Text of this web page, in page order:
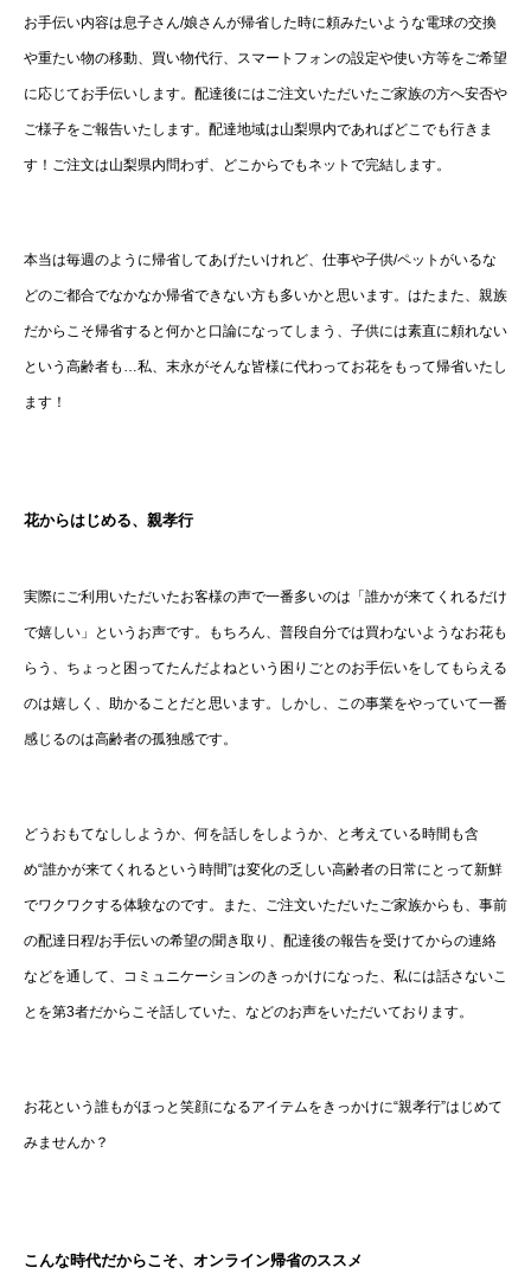
お手伝い内容は息子さん/娘さんが帰省した時に頼みたいような電球の交換
や重たい物の移動、買い物代行、スマートフォンの設定や使い方等をご希望
に応じてお手伝いします。配達後にはご注文いただいたご家族の方へ安否や
ご様子をご報告いたします。配達地域は山梨県内であればどこでも行きま
す！ご注文は山梨県内問わず、どこからでもネットで完結します。
本当は毎週のように帰省してあげたいけれど、仕事や子供/ペットがいるな
どのご都合でなかなか帰省できない方も多いかと思います。はたまた、親族
だからこそ帰省すると何かと口論になってしまう、子供には素直に頼れない
という高齢者も…私、末永がそんな皆様に代わってお花をもって帰省いたし
ます！
花からはじめる、親孝行
実際にご利用いただいたお客様の声で一番多いのは「誰かが来てくれるだけ
で嬉しい」というお声です。もちろん、普段自分では買わないようなお花も
らう、ちょっと困ってたんだよねという困りごとのお手伝いをしてもらえる
のは嬉しく、助かることだと思います。しかし、この事業をやっていて一番
感じるのは高齢者の孤独感です。
どうおもてなししようか、何を話しをしようか、と考えている時間も含
め“誰かが来てくれるという時間”は変化の乏しい高齢者の日常にとって新鮮
でワクワクする体験なのです。また、ご注文いただいたご家族からも、事前
の配達日程/お手伝いの希望の聞き取り、配達後の報告を受けてからの連絡
などを通して、コミュニケーションのきっかけになった、私には話さないこ
とを第3者だからこそ話していた、などのお声をいただいております。
お花という誰もがほっと笑顔になるアイテムをきっかけに“親孝行”はじめて
みませんか？
こんな時代だからこそ、オンライン帰省のススメ